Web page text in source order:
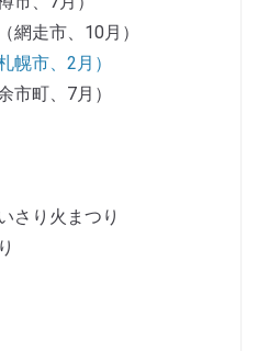
網走市、10月）
幌市、2月）
市町、7月）
さり火まつり